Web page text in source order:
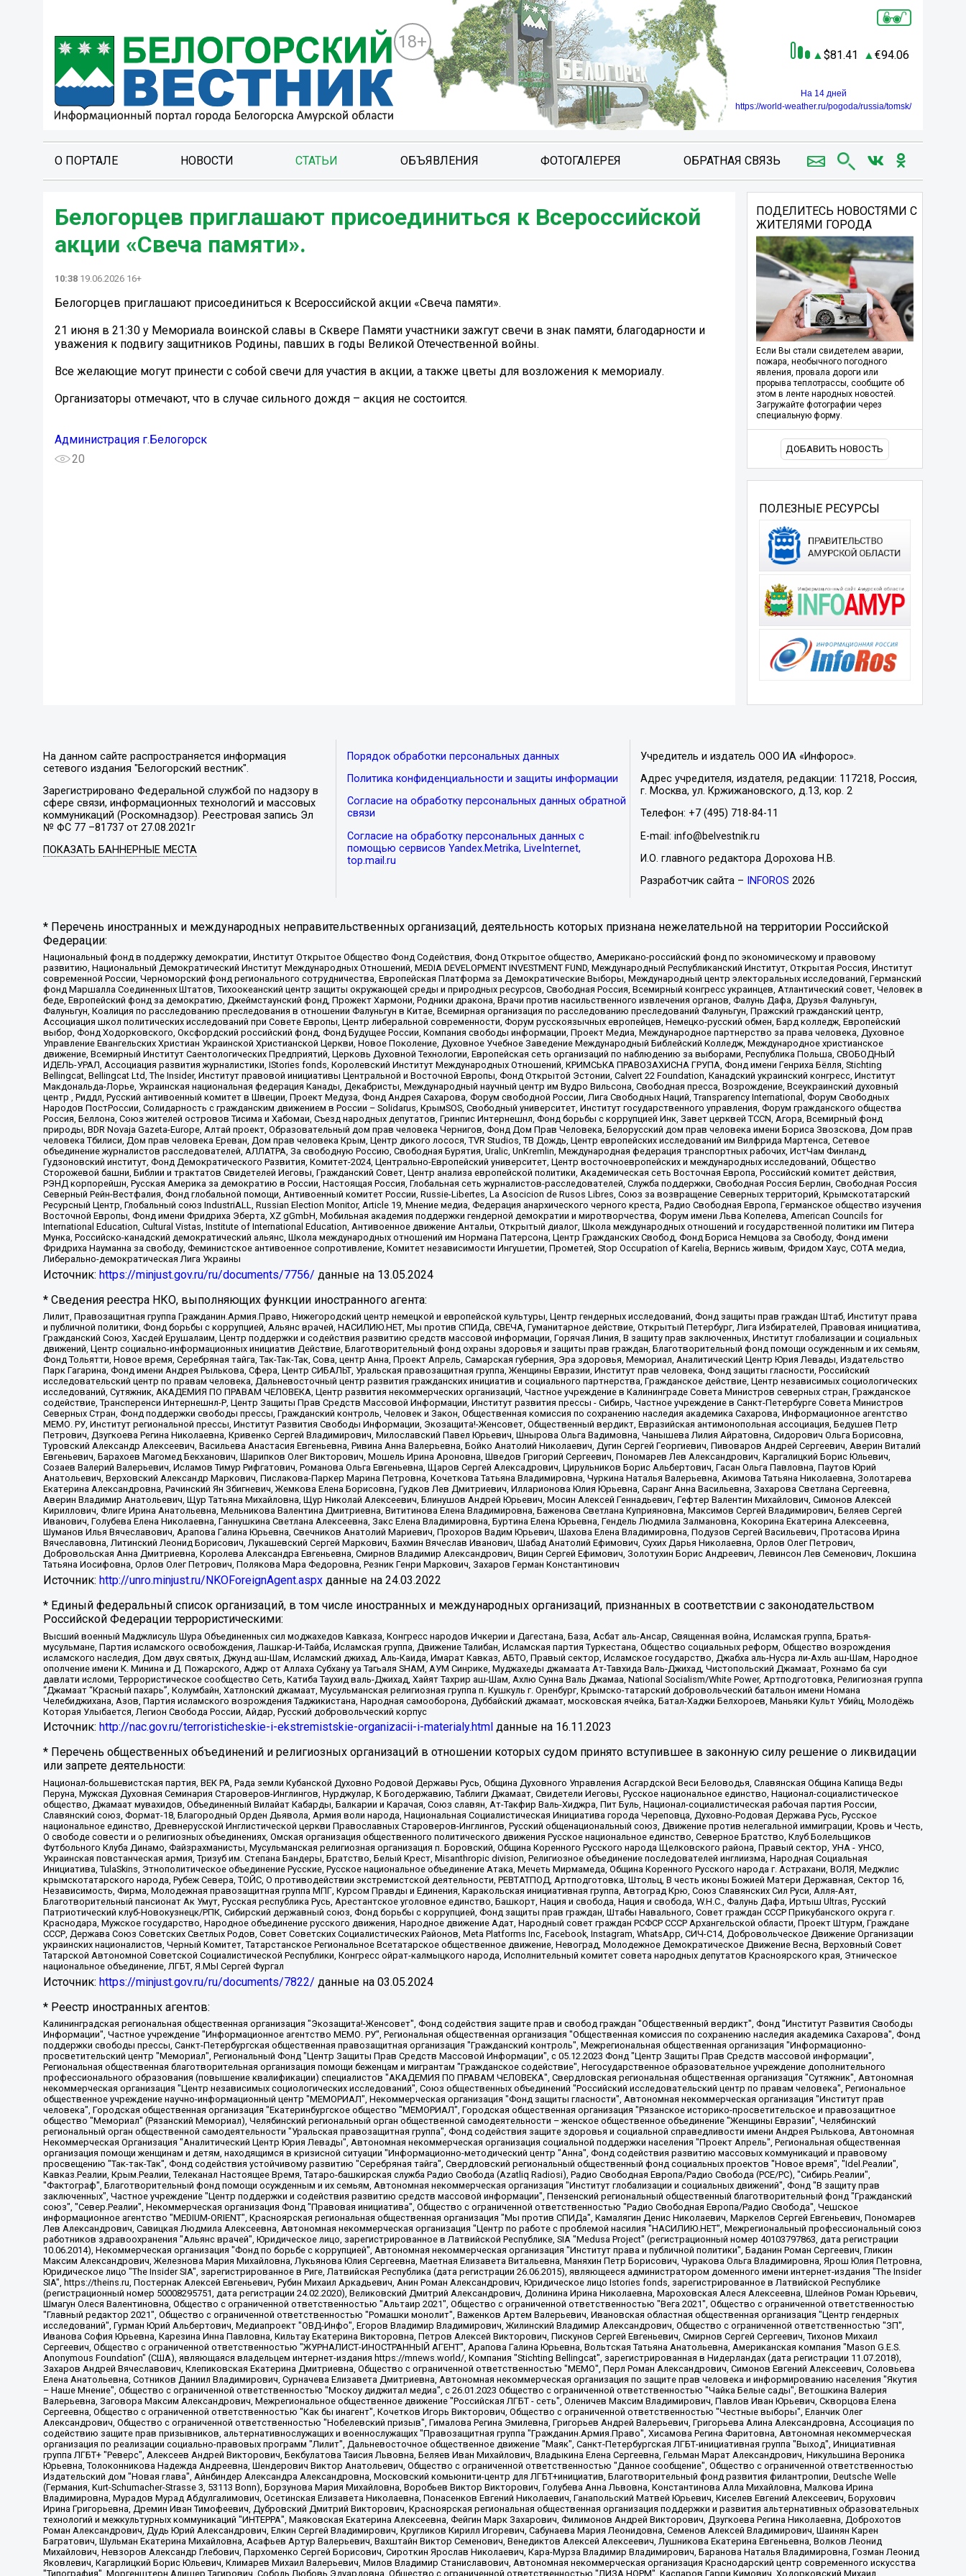
18+
81.41 94.06
На 14 дней
https://world-weather.ru/pogoda/russia/tomsk/
О ПОРТАЛЕ НОВОСТИ СТАТЬИ ОБЪЯВЛЕНИЯ ФОТОГАЛЕРЕЯ ОБРАТНАЯ СВЯЗЬ
Белогорцев приглашают присоединиться к Всероссийской
акции «Свеча памяти».
10:38 19.06.2026 16+
Белогорцев приглашают присоединиться к Всероссийской акции «Свеча памяти».
21 июня в 21:30 у Мемориала воинской славы в Сквере Памяти участники зажгут свечи в знак памяти, благодарности и
уважения к подвигу защитников Родины, павших в годы Великой Отечественной войны.
Все желающие могут принести с собой свечи для участия в акции, а также цветы для возложения к мемориалу.
Организаторы отмечают, что в случае сильного дождя – акция не состоится.
Администрация г.Белогорск
20
ПОДЕЛИТЕСЬ НОВОСТЯМИ С
ЖИТЕЛЯМИ ГОРОДА
Если Вы стали свидетелем аварии,
пожара, необычного погодного
явления, провала дороги или
прорыва теплотрассы, сообщите об
этом в ленте народных новостей.
Загружайте фотографии через
специальную форму.
ДОБАВИТЬ НОВОСТЬ
ПОЛЕЗНЫЕ РЕСУРСЫ
На данном сайте распространяется информация
сетевого издания "Белогорский вестник".
Зарегистрировано Федеральной службой по надзору в
сфере связи, информационных технологий и массовых
коммуникаций (Роскомнадзор). Реестровая запись Эл
№ ФС 77 –81737 от 27.08.2021г
ПОКАЗАТЬ БАННЕРНЫЕ МЕСТА
Порядок обработки персональных данных
Политика конфиденциальности и защиты информации
Согласие на обработку персональных данных обратной
связи
Согласие на обработку персональных данных с
помощью сервисов Yandex.Metrika, LiveInternet,
top.mail.ru
Учредитель и издатель ООО ИА «Инфорос».
Адрес учредителя, издателя, редакции: 117218, Россия,
г. Москва, ул. Кржижановского, д.13, кор. 2
Телефон: +7 (495) 718-84-11
E-mail: info@belvestnik.ru
И.О. главного редактора Дорохова Н.В.
Разработчик сайта – INFOROS 2026
* Перечень иностранных и международных неправительственных организаций, деятельность которых признана нежелательной на территории Российской
Федерации:
Национальный фонд в поддержку демократии, Институт Открытое Общество Фонд Содействия, Фонд Открытое общество, Американо-российский фонд по экономическому и правовому
развитию, Национальный Демократический Институт Международных Отношений, MEDIA DEVELOPMENT INVESTMENT FUND, Международный Республиканский Институт, Открытая Россия, Институт
современной России, Черноморский фонд регионального сотрудничества, Европейская Платформа за Демократические Выборы, Международный центр электоральных исследований, Германский
фонд Маршалла Соединенных Штатов, Тихоокеанский центр защиты окружающей среды и природных ресурсов, Свободная Россия, Всемирный конгресс украинцев, Атлантический совет, Человек в
беде, Европейский фонд за демократию, Джеймстаунский фонд, Прожект Хармони, Родники дракона, Врачи против насильственного извлечения органов, Фалунь Дафа, Друзья Фалуньгун,
Фалуньгун, Коалиция по расследованию преследования в отношении Фалуньгун в Китае, Всемирная организация по расследованию преследований Фалуньгун, Пражский гражданский центр,
Ассоциация школ политических исследований при Совете Европы, Центр либеральной современности, Форум русскоязычных европейцев, Немецко-русский обмен, Бард колледж, Европейский
выбор, Фонд Ходорковского, Оксфордский российский фонд, Фонд Будущее России, Компания свободы информации, Проект Медиа, Международное партнерство за права человека, Духовное
Управление Евангельских Христиан Украинской Христианской Церкви, Новое Поколение, Духовное Учебное Заведение Международный Библейский Колледж, Международное христианское
движение, Всемирный Институт Саентологических Предприятий, Церковь Духовной Технологии, Европейская сеть организаций по наблюдению за выборами, Республика Польша, СВОБОДНЫЙ
ИДЕЛЬ-УРАЛ, Ассоциация развития журналистики, IStories fonds, Королевский Институт Международных Отношений, КРИМСЬКА ПРАВОЗАХИСНА ГРУПА, Фонд имени Генриха Бёлля, Stichting
Bellingcat, Bellingcat Ltd, The Insider, Институт правовой инициативы Центральной и Восточной Европы, Фонд Открытой Эстонии, Calvert 22 Foundation, Канадский украинский конгресс, Институт
Макдональда-Лорье, Украинская национальная федерация Канады, Декабристы, Международный научный центр им Вудро Вильсона, Свободная пресса, Возрождение, Всеукраинский духовный
центр , Риддл, Русский антивоенный комитет в Швеции, Проект Медуза, Фонд Андрея Сахарова, Форум свободной России, Лига Свободных Наций, Transparеncy International, Форум Свободных
Народов ПостРоссии, Солидарность с гражданским движением в России – Solidarus, КрымSOS, Свободный университет, Институт государственного управления, Форум гражданского общества
Россия, Беллона, Союз жителей островов Тисима и Хабомаи, Съезд народных депутатов, Гринпис Интернешнл, Фонд борьбы с коррупцией Инк, Завет церквей TCCN, Агора, Всемирный фонд
природы, BDR Novaja Gazeta-Europe, Алтай проект, Образовательный дом прав человека Чернигов, Фонд Дом Прав Человека, Белорусский дом прав человека имени Бориса Звозскова, Дом прав
человека Тбилиси, Дом прав человека Ереван, Дом прав человека Крым, Центр дикого лосося, TVR Studios, ТВ Дождь, Центр европейских исследований им Вилфрида Мартенса, Сетевое
объединение журналистов расследователей, АЛЛАТРА, За свободную Россию, Свободная Бурятия, Uralic, UnKremlin, Международная федерация транспортных рабочих, ИстЧам Финланд,
Гудзоновский институт, Фонд Демократического Развития, Комитет-2024, Центрально-Европейский университет, Центр восточноевропейских и международных исследований, Общество
Сторожевой башни, Библии и трактатов Свидетелей Иеговы, Гражданский Совет, Центр анализа европейской политики, Академическая сеть Восточная Европа, Российский комитет действия,
РЭНД корпорейшн, Русская Америка за демократию в России, Настоящая Россия, Глобальная сеть журналистов-расследователей, Служба поддержки, Свободная Россия Берлин, Свободная Россия
Северный Рейн-Вестфалия, Фонд глобальной помощи, Антивоенный комитет России, Russie-Libertes, La Asocicion de Rusos Libres, Союз за возвращение Северных территорий, Крымскотатарский
Ресурсный Центр, Глобальный союз IndustriALL, Russian Election Monitor, Article 19, Мнение медиа, Федерация анархического черного креста, Радио Свободная Европа, Германское общество изучения
Восточной Европы, Фонд имени Фридриха Эберта, XZ gGmbH, Мобильная академия поддержки гендерной демократии и миротворчества, Форум имени Льва Копелева, American Councils for
International Education, Cultural Vistas, Institute of International Education, Антивоенное движение Антальи, Открытый диалог, Школа международных отношений и государственной политики им Питера
Мунка, Российско-канадский демократический альянс, Школа международных отношений им Нормана Патерсона, Центр Гражданских Свобод, Фонд Бориса Немцова за Свободу, Фонд имени
Фридриха Науманна за свободу, Феминистское антивоенное сопротивление, Комитет независимости Ингушетии, Прометей, Stop Occupation of Karelia, Вернись живым, Фридом Хаус, СОТА медиа,
Либерально-демократическая Лига Украины
Источник: https://minjust.gov.ru/ru/documents/7756/ данные на 13.05.2024
* Сведения реестра НКО, выполняющих функции иностранного агента:
Лилит, Правозащитная группа Гражданин.Армия.Право, Нижегородский центр немецкой и европейской культуры, Центр гендерных исследований, Фонд защиты прав граждан Штаб, Институт права
и публичной политики, Фонд борьбы с коррупцией, Альянс врачей, НАСИЛИЮ.НЕТ, Мы против СПИДа, СВЕЧА, Гуманитарное действие, Открытый Петербург, Лига Избирателей, Правовая инициатива,
Гражданский Союз, Хасдей Ерушалаим, Центр поддержки и содействия развитию средств массовой информации, Горячая Линия, В защиту прав заключенных, Институт глобализации и социальных
движений, Центр социально-информационных инициатив Действие, Благотворительный фонд охраны здоровья и защиты прав граждан, Благотворительный фонд помощи осужденным и их семьям,
Фонд Тольятти, Новое время, Серебряная тайга, Так-Так-Так, Сова, центр Анна, Проект Апрель, Самарская губерния, Эра здоровья, Мемориал, Аналитический Центр Юрия Левады, Издательство
Парк Гагарина, Фонд имени Андрея Рылькова, Сфера, Центр СИБАЛЬТ, Уральская правозащитная группа, Женщины Евразии, Институт прав человека, Фонд защиты гласности, Российский
исследовательский центр по правам человека, Дальневосточный центр развития гражданских инициатив и социального партнерства, Гражданское действие, Центр независимых социологических
исследований, Сутяжник, АКАДЕМИЯ ПО ПРАВАМ ЧЕЛОВЕКА, Центр развития некоммерческих организаций, Частное учреждение в Калининграде Совета Министров северных стран, Гражданское
содействие, Трансперенси Интернешнл-Р, Центр Защиты Прав Средств Массовой Информации, Институт развития прессы - Сибирь, Частное учреждение в Санкт-Петербурге Совета Министров
Северных Стран, Фонд поддержки свободы прессы, Гражданский контроль, Человек и Закон, Общественная комиссия по сохранению наследия академика Сахарова, Информационное агентство
МЕМО. РУ, Институт региональной прессы, Институт Развития Свободы Информации, Экозащита!-Женсовет, Общественный вердикт, Евразийская антимонопольная ассоциация, Бедушев Петр
Петрович, Дзугкоева Регина Николаевна, Кривенко Сергей Владимирович, Милославский Павел Юрьевич, Шнырова Ольга Вадимовна, Чанышева Лилия Айратовна, Сидорович Ольга Борисовна,
Туровский Александр Алексеевич, Васильева Анастасия Евгеньевна, Ривина Анна Валерьевна, Бойко Анатолий Николаевич, Дугин Сергей Георгиевич, Пивоваров Андрей Сергеевич, Аверин Виталий
Евгеньевич, Барахоев Магомед Бекханович, Шарипков Олег Викторович, Мошель Ирина Ароновна, Шведов Григорий Сергеевич, Пономарев Лев Александрович, Каргалицкий Борис Юльевич,
Созаев Валерий Валерьевич, Исламов Тимур Рифгатович, Романова Ольга Евгеньевна, Щаров Сергей Алексадрович, Цирульников Борис Альбертович, Гасан Ольга Павловна, Паутов Юрий
Анатольевич, Верховский Александр Маркович, Пислакова-Паркер Марина Петровна, Кочеткова Татьяна Владимировна, Чуркина Наталья Валерьевна, Акимова Татьяна Николаевна, Золотарева
Екатерина Александровна, Рачинский Ян Збигневич, Жемкова Елена Борисовна, Гудков Лев Дмитриевич, Илларионова Юлия Юрьевна, Саранг Анна Васильевна, Захарова Светлана Сергеевна,
Аверин Владимир Анатольевич, Щур Татьяна Михайловна, Щур Николай Алексеевич, Блинушов Андрей Юрьевич, Мосин Алексей Геннадьевич, Гефтер Валентин Михайлович, Симонов Алексей
Кириллович, Флиге Ирина Анатольевна, Мельникова Валентина Дмитриевна, Вититинова Елена Владимировна, Баженова Светлана Куприяновна, Максимов Сергей Владимирович, Беляев Сергей
Иванович, Голубева Елена Николаевна, Ганнушкина Светлана Алексеевна, Закс Елена Владимировна, Буртина Елена Юрьевна, Гендель Людмила Залмановна, Кокорина Екатерина Алексеевна,
Шуманов Илья Вячеславович, Арапова Галина Юрьевна, Свечников Анатолий Мариевич, Прохоров Вадим Юрьевич, Шахова Елена Владимировна, Подузов Сергей Васильевич, Протасова Ирина
Вячеславовна, Литинский Леонид Борисович, Лукашевский Сергей Маркович, Бахмин Вячеслав Иванович, Шабад Анатолий Ефимович, Сухих Дарья Николаевна, Орлов Олег Петрович,
Добровольская Анна Дмитриевна, Королева Александра Евгеньевна, Смирнов Владимир Александрович, Вицин Сергей Ефимович, Золотухин Борис Андреевич, Левинсон Лев Семенович, Локшина
Татьяна Иосифовна, Орлов Олег Петрович, Полякова Мара Федоровна, Резник Генри Маркович, Захаров Герман Константинович
Источник: http://unro.minjust.ru/NKOForeignAgent.aspx данные на 24.03.2022
* Единый федеральный список организаций, в том числе иностранных и международных организаций, признанных в соответствии с законодательством
Российской Федерации террористическими:
Высший военный Маджлисуль Шура Объединенных сил моджахедов Кавказа, Конгресс народов Ичкерии и Дагестана, База, Асбат аль-Ансар, Священная война, Исламская группа, Братья-
мусульмане, Партия исламского освобождения, Лашкар-И-Тайба, Исламская группа, Движение Талибан, Исламская партия Туркестана, Общество социальных реформ, Общество возрождения
исламского наследия, Дом двух святых, Джунд аш-Шам, Исламский джихад, Аль-Каида, Имарат Кавказ, АБТО, Правый сектор, Исламское государство, Джабха аль-Нусра ли-Ахль аш-Шам, Народное
ополчение имени К. Минина и Д. Пожарского, Аджр от Аллаха Субхану уа Тагьаля SHAM, АУМ Синрике, Муджахеды джамаата Ат-Тавхида Валь-Джихад, Чистопольский Джамаат, Рохнамо ба суи
давлати исломи, Террористическое сообщество Сеть, Катиба Таухид валь-Джихад, Хайят Тахрир аш-Шам, Ахлю Сунна Валь Джамаа, National Socialism/White Power, Артподготовка, Религиозная группа
“Джамаат “Красный пахарь”, Колумбайн, Хатлонский джамаат, Мусульманская религиозная группа п. Кушкуль г. Оренбург, Крымско-татарский добровольческий батальон имени Номана
Челебиджихана, Азов, Партия исламского возрождения Таджикистана, Народная самооборона, Дуббайский джамаат, московская ячейка, Батал-Хаджи Белхороев, Маньяки Культ Убийц, Молодёжь
Которая Улыбается, Легион Свобода России, Айдар, Русский добровольческий корпус
Источник: http://nac.gov.ru/terroristicheskie-i-ekstremistskie-organizacii-i-materialy.html данные на 16.11.2023
* Перечень общественных объединений и религиозных организаций в отношении которых судом принято вступившее в законную силу решение о ликвидации
или запрете деятельности:
Национал-большевистская партия, ВЕК РА, Рада земли Кубанской Духовно Родовой Державы Русь, Община Духовного Управления Асгардской Веси Беловодья, Славянская Община Капища Веды
Перуна, Мужская Духовная Семинария Староверов-Инглингов, Нурджулар, К Богодержавию, Таблиги Джамаат, Свидетели Иеговы, Русское национальное единство, Национал-социалистическое
общество, Джамаат мувахидов, Объединенный Вилайат Кабарды, Балкарии и Карачая, Союз славян, Ат-Такфир Валь-Хиджра, Пит Буль, Национал-социалистическая рабочая партия России,
Славянский союз, Формат-18, Благородный Орден Дьявола, Армия воли народа, Национальная Социалистическая Инициатива города Череповца, Духовно-Родовая Держава Русь, Русское
национальное единство, Древнерусской Инглистической церкви Православных Староверов-Инглингов, Русский общенациональный союз, Движение против нелегальной иммиграции, Кровь и Честь,
О свободе совести и о религиозных объединениях, Омская организация общественного политического движения Русское национальное единство, Северное Братство, Клуб Болельщиков
Футбольного Клуба Динамо, Файзрахманисты, Мусульманская религиозная организация п. Боровский, Община Коренного Русского народа Щелковского района, Правый сектор, УНА - УНСО,
Украинская повстанческая армия, Тризуб им. Степана Бандеры, Братство, Белый Крест, Misanthropic division, Религиозное объединение последователей инглиизма, Народная Социальная
Инициатива, TulaSkins, Этнополитическое объединение Русские, Русское национальное объединение Атака, Мечеть Мирмамеда, Община Коренного Русского народа г. Астрахани, ВОЛЯ, Меджлис
крымскотатарского народа, Рубеж Севера, ТОЙС, О противодействии экстремистской деятельности, РЕВТАТПОД, Артподготовка, Штольц, В честь иконы Божией Матери Державная, Сектор 16,
Независимость, Фирма, Молодежная правозащитная группа МПГ, Курсом Правды и Единения, Каракольская инициативная группа, Автоград Крю, Союз Славянских Сил Руси, Алля-Аят,
Благотворительный пансионат Ак Умут, Русская республика Русь, Арестантское уголовное единство, Башкорт, Нация и свобода, Нация и свобода, W.H.С., Фалунь Дафа, Иртыш Ultras, Русский
Патриотический клуб-Новокузнецк/РПК, Сибирский державный союз, Фонд борьбы с коррупцией, Фонд защиты прав граждан, Штабы Навального, Совет граждан СССР Прикубанского округа г.
Краснодара, Мужское государство, Народное объединение русского движения, Народное движение Адат, Народный совет граждан РСФСР СССР Архангельской области, Проект Штурм, Граждане
СССР, Держава Союз Советских Светлых Родов, Совет Советских Социалистических Районов, Meta Platforms Inc, Facebook, Instagram, WhatsApp, СИЧ-С14, Добровольческое Движение Организации
украинских националистов, Черный Комитет, Татарстанское Региональное Всетатарское общественное движение, Невоград, Молодежное Демократическое Движение Весна, Верховный Совет
Татарской Автономной Советской Социалистической Республики, Конгресс ойрат-калмыцкого народа, Исполнительный комитет совета народных депутатов Красноярского края, Этническое
национальное объединение, ЛГБТ, Я.МЫ Сергей Фургал
Источник: https://minjust.gov.ru/ru/documents/7822/ данные на 03.05.2024
* Реестр иностранных агентов:
Калининградская региональная общественная организация "Экозащита!-Женсовет", Фонд содействия защите прав и свобод граждан "Общественный вердикт", Фонд "Институт Развития Свободы Информации", Частное учреждение "Информационное агентство МЕМО. РУ", Региональная общественная организация "Общественная комиссия по сохранению наследия академика Сахарова", Фонд поддержки свободы прессы, Санкт-Петербургская общественная правозащитная организация "Гражданский контроль", Межрегиональная общественная организация "Информационно-просветительский центр "Мемориал", Региональный Фонд "Центр Защиты Прав Средств Массовой Информации", с 05.12.2023 Фонд "Центр Защиты Прав Средств массовой информации", Региональная общественная благотворительная организация помощи беженцам и мигрантам "Гражданское содействие", Негосударственное образовательное учреждение дополнительного профессионального образования (повышение квалификации) специалистов "АКАДЕМИЯ ПО ПРАВАМ ЧЕЛОВЕКА", Свердловская региональная общественная организация "Сутяжник", Автономная некоммерческая организация "Центр независимых социологических исследований", Союз общественных объединений "Российский исследовательский центр по правам человека", Региональное общественное учреждение научно-информационный центр "МЕМОРИАЛ", Некоммерческая организация "Фонд защиты гласности", Автономная некоммерческая организация "Институт прав человека", Городская общественная организация "Екатеринбургское общество "МЕМОРИАЛ", Городская общественная организация "Рязанское историко-просветительское и правозащитное общество "Мемориал" (Рязанский Мемориал), Челябинский региональный орган общественной самодеятельности – женское общественное объединение "Женщины Евразии", Челябинский региональный орган общественной самодеятельности "Уральская правозащитная группа", Фонд содействия защите здоровья и социальной справедливости имени Андрея Рылькова, Автономная Некоммерческая Организация "Аналитический Центр Юрия Левады", Автономная некоммерческая организация социальной поддержки населения "Проект Апрель", Региональная общественная организация помощи женщинам и детям, находящимся в кризисной ситуации "Информационно-методический центр "Анна", Фонд содействия развитию массовых коммуникаций и правовому просвещению "Так-так-Так", Фонд содействия устойчивому развитию "Серебряная тайга", Свердловский региональный общественный фонд социальных проектов "Новое время", "Idel.Реалии", Кавказ.Реалии, Крым.Реалии, Телеканал Настоящее Время, Татаро-башкирская служба Радио Свобода (Azatliq Radiosi), Радио Свободная Европа/Радио Свобода (PCE/PC), "Сибирь.Реалии", "Фактограф", Благотворительный фонд помощи осужденным и их семьям, Автономная некоммерческая организация "Институт глобализации и социальных движений", Фонд "В защиту прав заключенных", Частное учреждение "Центр поддержки и содействия развитию средств массовой информации", Пензенский региональный общественный благотворительный фонд "Гражданский союз", "Север.Реалии", Некоммерческая организация Фонд "Правовая инициатива", Общество с ограниченной ответственностью "Радио Свободная Европа/Радио Свобода", Чешское информационное агентство "MEDIUM-ORIENT", Красноярская региональная общественная организация "Мы против СПИДа", Камалягин Денис Николаевич, Маркелов Сергей Евгеньевич, Пономарев Лев Александрович, Савицкая Людмила Алексеевна, Автономная некоммерческая организация "Центр по работе с проблемой насилия "НАСИЛИЮ.НЕТ", Межрегиональный профессиональный союз работников здравоохранения "Альянс врачей", Юридическое лицо, зарегистрированное в Латвийской Республике, SIA "Medusa Project" (регистрационный номер 40103797863, дата регистрации 10.06.2014), Некоммерческая организация "Фонд по борьбе с коррупцией", Автономная некоммерческая организация "Институт права и публичной политики", Баданин Роман Сергеевич, Гликин Максим Александрович, Железнова Мария Михайловна, Лукьянова Юлия Сергеевна, Маетная Елизавета Витальевна, Маняхин Петр Борисович, Чуракова Ольга Владимировна, Ярош Юлия Петровна, Юридическое лицо "The Insider SIA", зарегистрированное в Риге, Латвийская Республика (дата регистрации 26.06.2015), являющееся администратором доменного имени интернет-издания "The Insider SIA", https://theins.ru, Постернак Алексей Евгеньевич, Рубин Михаил Аркадьевич, Анин Роман Александрович, Юридическое лицо Istories fonds, зарегистрированное в Латвийской Республике (регистрационный номер 50008295751, дата регистрации 24.02.2020), Великовский Дмитрий Александрович, Долинина Ирина Николаевна, Мароховская Алеся Алексеевна, Шлейнов Роман Юрьевич, Шмагун Олеся Валентиновна, Общество с ограниченной ответственностью "Альтаир 2021", Общество с ограниченной ответственностью "Вега 2021", Общество с ограниченной ответственностью "Главный редактор 2021", Общество с ограниченной ответственностью "Ромашки монолит", Важенков Артем Валерьевич, Ивановская областная общественная организация "Центр гендерных исследований", Гурман Юрий Альбертович, Медиапроект "ОВД-Инфо", Егоров Владимир Владимирович, Жилинский Владимир Александрович, Общество с ограниченной ответственностью "ЗП", Иванова София Юрьевна, Карезина Инна Павловна, Кильтау Екатерина Викторовна, Петров Алексей Викторович, Пискунов Сергей Евгеньевич, Смирнов Сергей Сергеевич, Тихонов Михаил Сергеевич, Общество с ограниченной ответственностью "ЖУРНАЛИСТ-ИНОСТРАННЫЙ АГЕНТ", Арапова Галина Юрьевна, Вольтская Татьяна Анатольевна, Американская компания "Mason G.E.S. Anonymous Foundation" (США), являющаяся владельцем интернет-издания https://mnews.world/, Компания "Stichting Bellingcat", зарегистрированная в Нидерландах (дата регистрации 11.07.2018), Захаров Андрей Вячеславович, Клепиковская Екатерина Дмитриевна, Общество с ограниченной ответственностью "МЕМО", Перл Роман Александрович, Симонов Евгений Алексеевич, Соловьева Елена Анатольевна, Сотников Даниил Владимирович, Сурначева Елизавета Дмитриевна, Автономная некоммерческая организация по защите прав человека и информированию населения "Якутия – Наше Мнение", Общество с ограниченной ответственностью "Москоу диджитал медиа", с 26.01.2023 Общество с ограниченной ответственностью "Чайка Белые сады", Ветошкина Валерия Валерьевна, Заговора Максим Александрович, Межрегиональное общественное движение "Российская ЛГБТ - сеть", Оленичев Максим Владимирович, Павлов Иван Юрьевич, Скворцова Елена Сергеевна, Общество с ограниченной ответственностью "Как бы инагент", Кочетков Игорь Викторович, Общество с ограниченной ответственностью "Честные выборы", Еланчик Олег Александрович, Общество с ограниченной ответственностью "Нобелевский призыв", Гималова Регина Эмилевна, Григорьев Андрей Валерьевич, Григорьева Алина Александровна, Ассоциация по содействию защите прав призывников, альтернативнослужащих и военнослужащих "Правозащитная группа "Гражданин.Армия.Право", Хисамова Регина Фаритовна, Автономная некоммерческая организация по реализации социально-правовых программ "Лилит", Дальневосточное общественное движение "Маяк", Санкт-Петербургская ЛГБТ-инициативная группа "Выход", Инициативная группа ЛГБТ+ "Реверс", Алексеев Андрей Викторович, Бекбулатова Таисия Львовна, Беляев Иван Михайлович, Владыкина Елена Сергеевна, Гельман Марат Александрович, Никульшина Вероника Юрьевна, Толоконникова Надежда Андреевна, Шендерович Виктор Анатольевич, Общество с ограниченной ответственностью "Данное сообщение", Общество с ограниченной ответственностью Издательский дом "Новая глава", Айнбиндер Александра Александровна, Московский комьюнити-центр для ЛГБТ+инициатив, Благотворительный фонд развития филантропии, Deutsche Welle (Германия, Kurt-Schumacher-Strasse 3, 53113 Bonn), Борзунова Мария Михайловна, Воробьев Виктор Викторович, Голубева Анна Львовна, Константинова Алла Михайловна, Малкова Ирина Владимировна, Мурадов Мурад Абдулгалимович, Осетинская Елизавета Николаевна, Понасенков Евгений Николаевич, Ганапольский Матвей Юрьевич, Киселев Евгений Алексеевич, Борухович Ирина Григорьевна, Дремин Иван Тимофеевич, Дубровский Дмитрий Викторович, Красноярская региональная общественная организация поддержки и развития альтернативных образовательных технологий и межкультурных коммуникаций "ИНТЕРРА", Маяковская Екатерина Алексеевна, Фейгин Марк Захарович, Филимонов Андрей Викторович, Дзугкоева Регина Николаевна, Доброхотов Роман Александрович, Дудь Юрий Александрович, Елкин Сергей Владимирович, Кругликов Кирилл Игоревич, Сабунаева Мария Леонидовна, Семенов Алексей Владимирович, Шаинян Карен Багратович, Шульман Екатерина Михайловна, Асафьев Артур Валерьевич, Вахштайн Виктор Семенович, Венедиктов Алексей Алексеевич, Лушникова Екатерина Евгеньевна, Волков Леонид Михайлович, Невзоров Александр Глебович, Пархоменко Сергей Борисович, Сироткин Ярослав Николаевич, Кара-Мурза Владимир Владимирович, Баранова Наталья Владимировна, Гозман Леонид Яковлевич, Кагарлицкий Борис Юльевич, Климарев Михаил Валерьевич, Милов Владимир Станиславович, Автономная некоммерческая организация Краснодарский центр современного искусства "Типография", Моргенштерн Алишер Тагирович, Соболь Любовь Эдуардовна, Общество с ограниченной ответственностью "ЛИЗА НОРМ", Каспаров Гарри Кимович, Ходорковский Михаил Борисович, Общество с ограниченной ответственностью "Апрельские тезисы", Данилович Ирина Брониславовна, Кашин Олег Владимирович, Петров Николай Владимирович, Пивоваров Алексей Владимирович, Соколов Михаил Владимирович, Цветкова Юлия Владимировна, Чичваркин Евгений Александрович, Комитет против пыток/Команда против пыток, Общество с ограниченной ответственностью "Первый научный", Общество с ограниченной ответственностью "Вертолет и ко", Белоцерковская Вероника Борисовна, Кац Максим Евгеньевич, Лазарева Татьяна Юрьевна, Шаведдинов Руслан Табризович, Яшин Илья Валерьевич, Общество с ограниченной ответственностью "Иноагент ААВ", Алешковский Дмитрий Петрович, Альбац Евгения Марковна, Быков Дмитрий Львович, Галямина Юлия Евгеньевна, Лойко Сергей Леонидович, Мартынов Кирилл Константинович, Медведев Сергей Александрович, Крашенинников Федор Геннадиевич, Гордеева Катерина Вл